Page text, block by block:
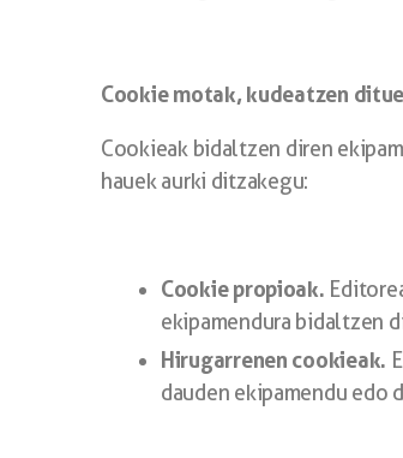
Cookie motak, kudeatzen
Cookieak bidaltzen diren
hauek aurki ditzakegu:
Cookie propioak.
ekipamendura bidaltzen
Hirugarrenen cookieak.
dauden ekipamendu edo